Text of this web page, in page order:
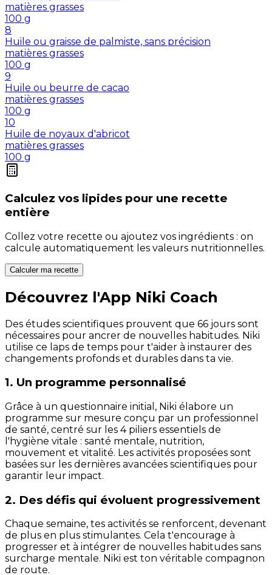
matières grasses
100 g
8
Huile ou graisse de palmiste, sans précision
matières grasses
100 g
9
Huile ou beurre de cacao
matières grasses
100 g
10
Huile de noyaux d'abricot
matières grasses
100 g
Calculez vos lipides pour une recette
entière
Collez votre recette ou ajoutez vos ingrédients : on
calcule automatiquement les valeurs nutritionnelles.
Calculer ma recette
Découvrez l'App Niki Coach
Des études scientifiques prouvent que 66 jours sont
nécessaires pour ancrer de nouvelles habitudes. Niki
utilise ce laps de temps pour t'aider à instaurer des
changements profonds et durables dans ta vie.
1. Un programme personnalisé
Grâce à un questionnaire initial, Niki élabore un
programme sur mesure conçu par un professionnel
de santé, centré sur les 4 piliers essentiels de
l'hygiène vitale : santé mentale, nutrition,
mouvement et vitalité. Les activités proposées sont
basées sur les dernières avancées scientifiques pour
garantir leur impact.
2. Des défis qui évoluent progressivement
Chaque semaine, tes activités se renforcent, devenant
de plus en plus stimulantes. Cela t'encourage à
progresser et à intégrer de nouvelles habitudes sans
surcharge mentale. Niki est ton véritable compagnon
de route.